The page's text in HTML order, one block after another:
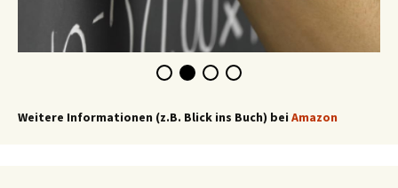
Weitere Informationen (z.B. Blick ins Buch) bei Amazon